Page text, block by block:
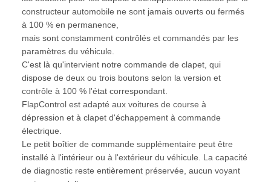
constructeur automobile ne sont jamais ouverts ou fermés
à 100 % en permanence,
mais sont constamment contrôlés et commandés par les
paramètres du véhicule.
C'est là qu'intervient notre commande de clapet, qui
dispose de deux ou trois boutons selon la version et
contrôle à 100 % l'état correspondant.
FlapControl est adapté aux voitures de course à
dépression et à clapet d'échappement à commande
électrique.
Le petit boîtier de commande supplémentaire peut être
installé à l'intérieur ou à l'extérieur du véhicule. La capacité
de diagnostic reste entièrement préservée, aucun voyant